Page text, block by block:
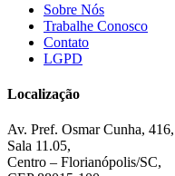
Sobre Nós
Trabalhe Conosco
Contato
LGPD
Localização
Av. Pref. Osmar Cunha, 416,
Sala 11.05,
Centro – Florianópolis/SC,